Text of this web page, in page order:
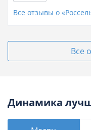
Все отзывы о
Все
Динамика